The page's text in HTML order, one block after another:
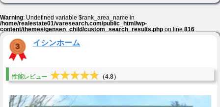
Warning: Undefined variable $rank_area_name in
/home/realestate01/varesearch.com/public_html/wp-
content/themes/gensen_child/custom_search_results.php on line 816
イシンホーム
性能レビュー ★★★★★
★★★★★ （4.8）